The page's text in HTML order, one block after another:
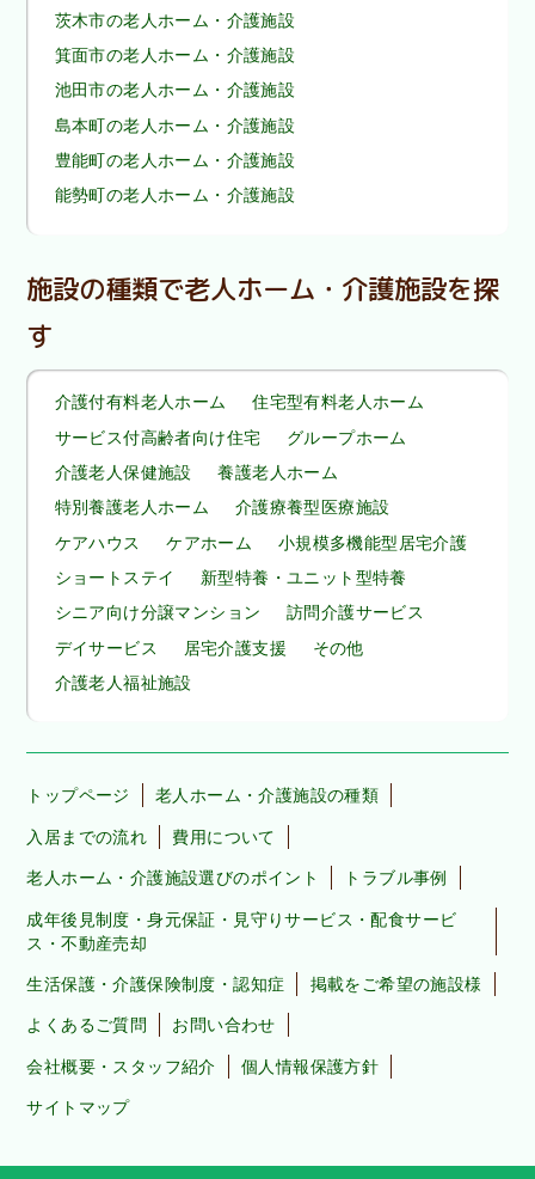
茨木市の老人ホーム・介護施設
箕面市の老人ホーム・介護施設
池田市の老人ホーム・介護施設
島本町の老人ホーム・介護施設
豊能町の老人ホーム・介護施設
能勢町の老人ホーム・介護施設
施設の種類で老人ホーム・介護施設を探
す
介護付有料老人ホーム
住宅型有料老人ホーム
サービス付高齢者向け住宅
グループホーム
介護老人保健施設
養護老人ホーム
特別養護老人ホーム
介護療養型医療施設
ケアハウス
ケアホーム
小規模多機能型居宅介護
ショートステイ
新型特養・ユニット型特養
シニア向け分譲マンション
訪問介護サービス
デイサービス
居宅介護支援
その他
介護老人福祉施設
トップページ 老人ホーム・介護施設の種類
入居までの流れ 費用について
老人ホーム・介護施設選びのポイント トラブル事例
成年後見制度・身元保証・見守りサービス・配食サービ
ス・不動産売却
生活保護・介護保険制度・認知症 掲載をご希望の施設様
よくあるご質問 お問い合わせ
会社概要・スタッフ紹介 個人情報保護方針
サイトマップ